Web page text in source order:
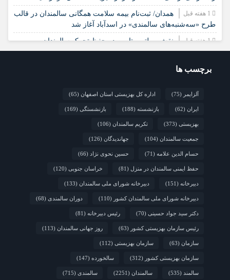
همدان/ ثبت‌نام بیمه سلامت همگانی سالمندان در قالب
طرح «سه‌شنبه‌های سالمندی» در اسدآباد آغاز شد
1 هفته قبل نقش مولتی‌ویتامین در حفظ تحرک سالمندان
سالمندان «مهر مادران» سامن
برچسب ها
آلزایمر (75) اداره کل بهزیستی استان اصفهان (65)
ایران (62) بازنشسته (188) بازنشستگی (169)
بهزیستی (373) تکریم سالمندان (106)
جمعیت سالمندان (104) جهاندیدگان (126)
حسام الدین علامه (71) حسین نحوی نژاد (66)
حفظ ایمنی سالمندان در منزل (81) خراسان جنوبی (120)
دبیرخانه (151) دبیرخانه شورای ملی سالمندان (133)
دبیرخانه شورای ملی سالمندان کشور (110) دوران سالمندی (68)
دکتر سید جواد حسینی (70) رئیس دبیرخانه (81)
رئیس سازمان بهزیستی کشور (63) روز جهانی سالمندان (113)
سازمان (63) سازمان بهزیستی (112)
سازمان بهزیستی کشور (312) سالخورده (147)
سالمند (535) سالمندان (2251) سالمندی (715)